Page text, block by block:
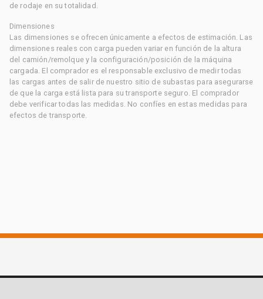
de rodaje en su totalidad.
Dimensiones
Las dimensiones se ofrecen únicamente a efectos de estimación. Las
dimensiones reales con carga pueden variar en función de la altura
del camión/remolque y la configuración/posición de la máquina
cargada. El comprador es el responsable exclusivo de medir todas
las cargas antes de salir de nuestro sitio de subastas para asegurarse
de que la carga está lista para su transporte seguro. El comprador
debe verificar todas las medidas. No confíes en estas medidas para
efectos de transporte.